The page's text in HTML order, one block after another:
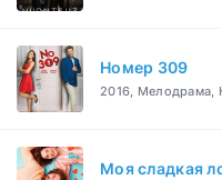
Номер 309
2016, Мелодрама,
Моя сладкая